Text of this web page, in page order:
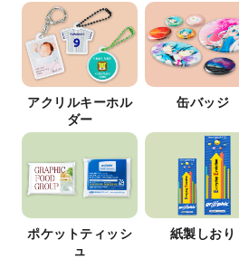
アクリルキーホル
ダー
缶バッジ
ポケットティッシ
ュ
紙製しおり